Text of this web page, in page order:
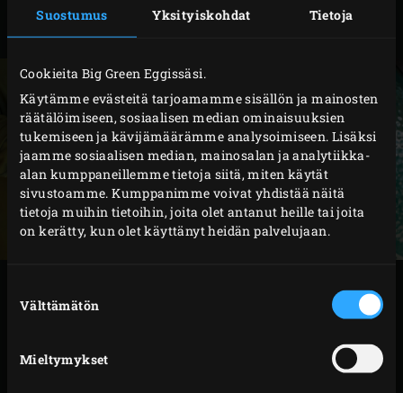
Suostumus Yksityiskohdat Tietoja
Cookieita Big Green Eggissäsi.
Käytämme evästeitä tarjoamamme sisällön ja mainosten
räätälöimiseen, sosiaalisen median ominaisuuksien
tukemiseen ja kävijämäärämme analysoimiseen. Lisäksi
jaamme sosiaalisen median, mainosalan ja analytiikka-
alan kumppaneillemme tietoja siitä, miten käytät
sivustoamme. Kumppanimme voivat yhdistää näitä
tietoja muihin tietoihin, joita olet antanut heille tai joita
on kerätty, kun olet käyttänyt heidän palvelujaan.
valinta
Välttämätön
Mieltymykset
neljään osaan ja hienonna. Kuori puolet
Lisää salottisipulit, valkosipuli, purjo, porkkana ja